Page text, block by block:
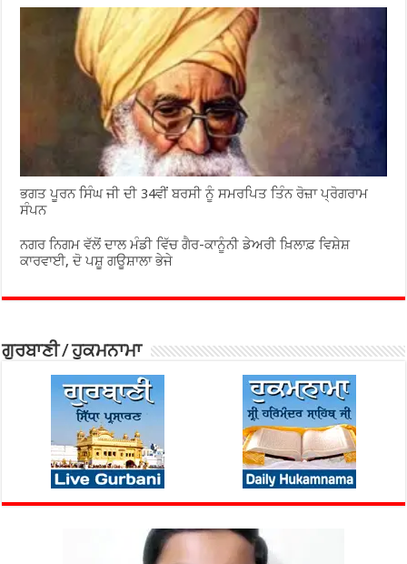
ਭਗਤ ਪੂਰਨ ਸਿੰਘ ਜੀ ਦੀ 34ਵੀਂ ਬਰਸੀ ਨੂੰ ਸਮਰਪਿਤ ਤਿੰਨ ਰੋਜ਼ਾ ਪ੍ਰੋਗਰਾਮ
ਸੰਪਨ
ਨਗਰ ਨਿਗਮ ਵੱਲੋਂ ਦਾਲ ਮੰਡੀ ਵਿੱਚ ਗੈਰ-ਕਾਨੂੰਨੀ ਡੇਅਰੀ ਖ਼ਿਲਾਫ਼ ਵਿਸ਼ੇਸ਼
ਕਾਰਵਾਈ, ਦੋ ਪਸ਼ੂ ਗਊਸ਼ਾਲਾ ਭੇਜੇ
ਗੁਰਬਾਣੀ / ਹੁਕਮਨਾਮਾ